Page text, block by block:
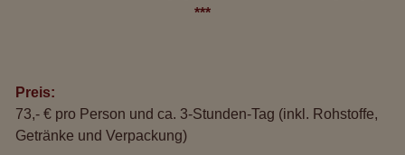
***
Preis:
73,- € pro Person und ca. 3-Stunden-Tag (inkl. Rohstoffe,
Getränke und Verpackung)